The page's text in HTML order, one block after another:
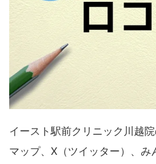
イースト駅前クリニック川越
マップ、X（ツイッター）、み